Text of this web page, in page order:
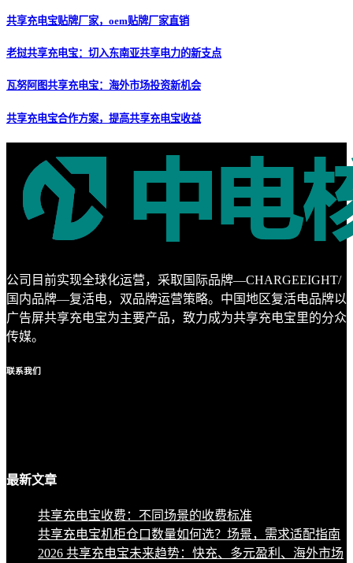
共享充电宝贴牌厂家，oem贴牌厂家直销
老挝共享充电宝：切入东南亚共享电力的新支点
瓦努阿图共享充电宝：海外市场投资新机会
共享充电宝合作方案，提高共享充电宝收益
公司目前实现全球化运营，采取国际品牌—CHARGEEIGHT/
国内品牌—复活电，双品牌运营策略。中国地区复活电品牌以
广告屏共享充电宝为主要产品，致力成为共享充电宝里的分众
传媒。
联系我们
最新文章
共享充电宝收费：不同场景的收费标准
共享充电宝机柜仓口数量如何选？场景，需求适配指南
2026 共享充电宝未来趋势：快充、多元盈利、海外市场